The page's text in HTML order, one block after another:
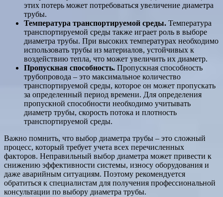
этих потерь может потребоваться увеличение диаметра
трубы.
Температура транспортируемой среды. Температура
транспортируемой среды также играет роль в выборе
диаметра трубы. При высоких температурах необходимо
использовать трубы из материалов, устойчивых к
воздействию тепла, что может увеличить их диаметр.
Пропускная способность. Пропускная способность
трубопровода – это максимальное количество
транспортируемой среды, которое он может пропускать
за определенный период времени. Для определения
пропускной способности необходимо учитывать
диаметр трубы, скорость потока и плотность
транспортируемой среды.
Важно помнить, что выбор диаметра трубы – это сложный
процесс, который требует учета всех перечисленных
факторов. Неправильный выбор диаметра может привести к
снижению эффективности системы, износу оборудования и
даже аварийным ситуациям. Поэтому рекомендуется
обратиться к специалистам для получения профессиональной
консультации по выбору диаметра трубы.